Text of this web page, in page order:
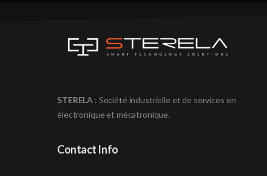
STERELA : Société industrielle et de services en
électronique et mécatronique.
Contact Info